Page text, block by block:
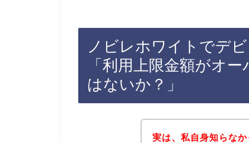
ノビレホワイトでデ
「利用上限金額がオ
はないか？」
実は、私自身知らな